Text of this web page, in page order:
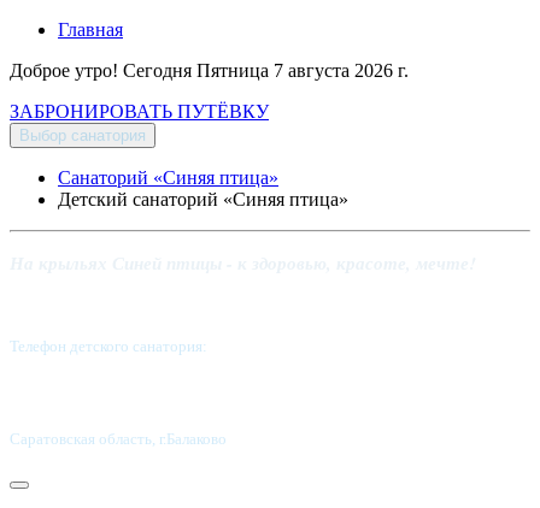
Главная
Доброе утро! Сегодня Пятница 7 августа 2026 г.
ЗАБРОНИРОВАТЬ ПУТЁВКУ
Выбор санатория
Санаторий «Синяя птица»
Детский санаторий «Синяя птица»
Телефон детского санатория:
Саратовская область, г.Балаково